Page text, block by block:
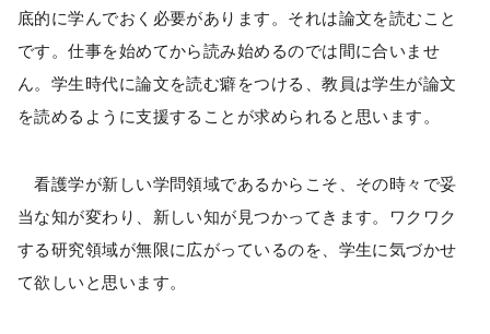
底的に学んでおく必要があります。それは論文を読むこと
です。仕事を始めてから読み始めるのでは間に合いませ
ん。学生時代に論文を読む癖をつける、教員は学生が論文
を読めるように支援することが求められると思います。
看護学が新しい学問領域であるからこそ、その時々で妥
当な知が変わり、新しい知が見つかってきます。ワクワク
する研究領域が無限に広がっているのを、学生に気づかせ
て欲しいと思います。